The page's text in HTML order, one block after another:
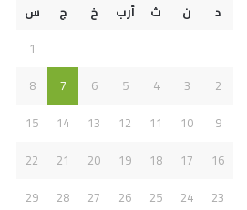
د
ن ث أرب خ ج
س
1
2
3
4
5
6
7
8
9
10
11
12
13
14
15
16
17
18
19
20
21
22
23
24
25
26
27
28
29